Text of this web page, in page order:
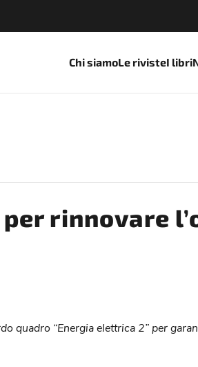
Chi siamoLe rivisteI libri
rinnovare
quadro “Energia elettrica 2” per